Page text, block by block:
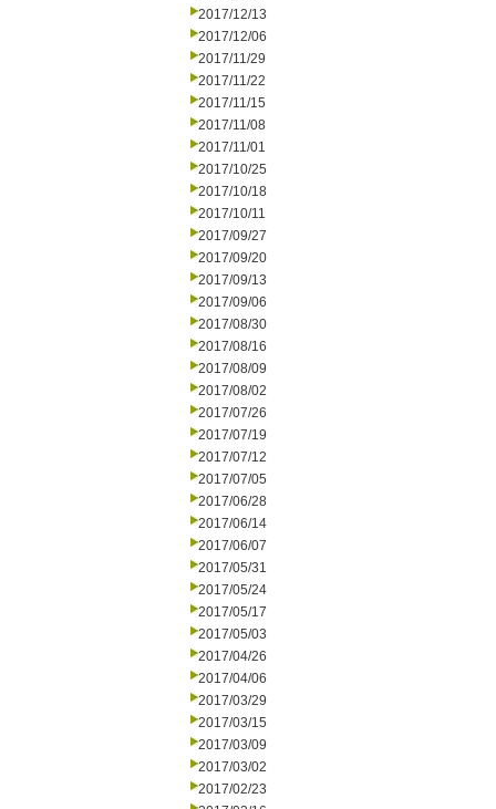
2017/12/13
2017/12/06
2017/11/29
2017/11/22
2017/11/15
2017/11/08
2017/11/01
2017/10/25
2017/10/18
2017/10/11
2017/09/27
2017/09/20
2017/09/13
2017/09/06
2017/08/30
2017/08/16
2017/08/09
2017/08/02
2017/07/26
2017/07/19
2017/07/12
2017/07/05
2017/06/28
2017/06/14
2017/06/07
2017/05/31
2017/05/24
2017/05/17
2017/05/03
2017/04/26
2017/04/06
2017/03/29
2017/03/15
2017/03/09
2017/03/02
2017/02/23